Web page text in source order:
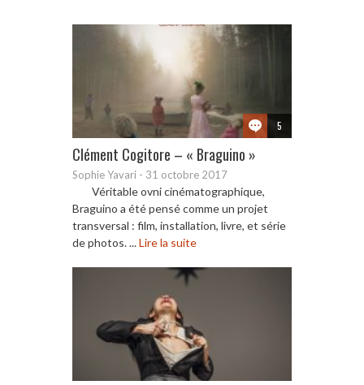
5
Clément Cogitore – « Braguino »
Sophie Yavari - 31 octobre 2017
Véritable ovni cinématographique,
Braguino a été pensé comme un projet
transversal : film, installation, livre, et série
de photos. ...Lire la suite